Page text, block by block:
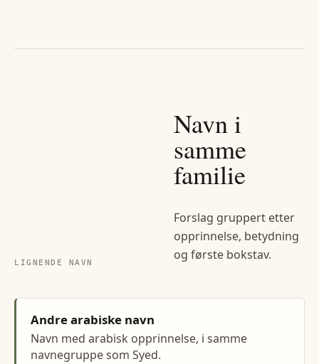
LIGNENDE NAVN
Navn i
samme
familie
Forslag gruppert etter
opprinnelse, betydning
og første bokstav.
Andre arabiske navn
Navn med arabisk opprinnelse, i samme
navnegruppe som Syed.